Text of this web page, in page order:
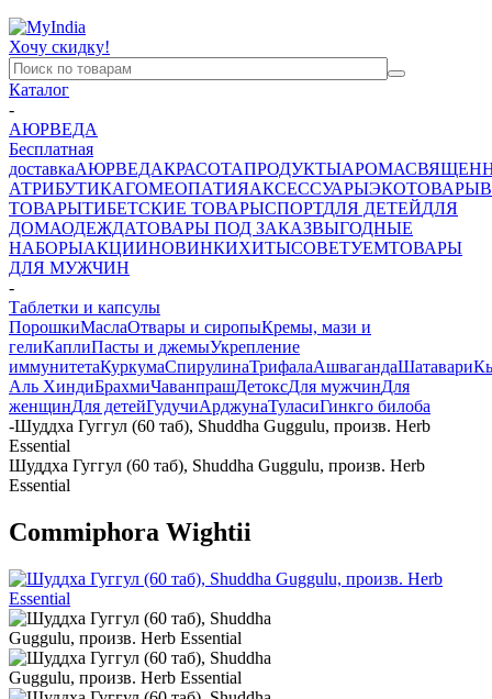
Хочу скидку!
Каталог
-
АЮРВЕДА
Бесплатная
доставкаАЮРВЕДАКРАСОТАПРОДУКТЫАРОМА
АТРИБУТИКАГОМЕОПАТИЯАКСЕССУАРЫЭКОТОВАРЫ
ТОВАРЫТИБЕТСКИЕ ТОВАРЫСПОРТДЛЯ ДЕТЕЙДЛЯ
ДОМАОДЕЖДАТОВАРЫ ПОД ЗАКАЗВЫГОДНЫЕ
НАБОРЫАКЦИИНОВИНКИХИТЫСОВЕТУЕМТОВАРЫ
ДЛЯ МУЖЧИН
-
Таблетки и капсулы
ПорошкиМаслаОтвары и сиропыКремы, мази и
гелиКаплиПасты и джемыУкрепление
иммунитетаКуркумаСпирулинаТрифалаАшвагандаШатавари
Аль ХиндиБрахмиЧаванпрашДетоксДля мужчинДля
женщинДля детейГудучиАрджунаТуласиГинкго билоба
-Шуддха Гуггул (60 таб), Shuddha Guggulu, произв. Herb
Essential
Шуддха Гуггул (60 таб), Shuddha Guggulu, произв. Herb
Essential
Commiphora Wightii